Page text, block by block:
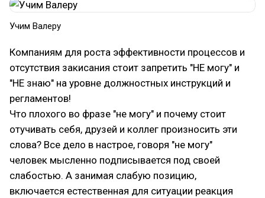
Учим Валеру
Компаниям для роста эффективности процессов и
отсутствия закисания стоит запретить "НЕ могу" и
"НЕ знаю" на уровне должностных инструкций и
регламентов!
Что плохого во фразе "не могу" и почему стоит
отучивать себя, друзей и коллег произносить эти
слова? Все дело в настрое, говоря "не могу"
человек мысленно подписывается под своей
слабостью. А занимая слабую позицию,
включается естественная для ситуации реакция